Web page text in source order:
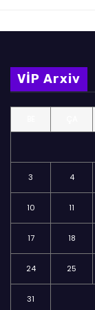
VİP Arxiv
3 4
10 11
17 18
24 25
31